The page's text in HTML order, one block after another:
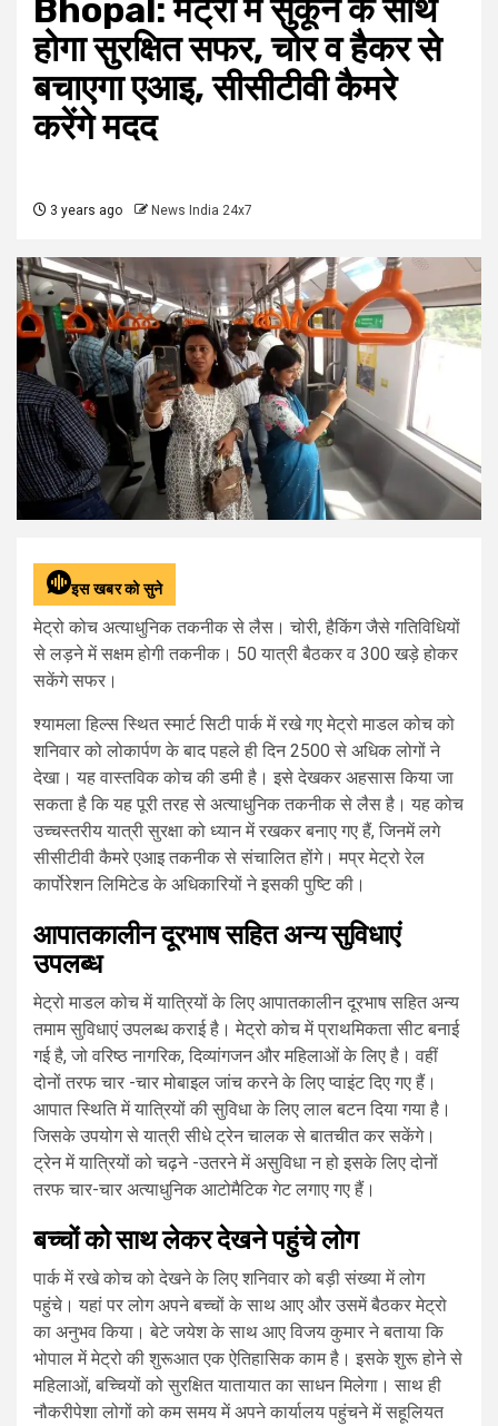
Bhopal: मेट्रो में सुकून के साथ
होगा सुरक्षित सफर, चोर व हैकर से
बचाएगा एआइ, सीसीटीवी कैमरे
करेंगे मदद
3 years ago News India 24x7
इस खबर को सुने
मेट्रो कोच अत्याधुनिक तकनीक से लैस। चोरी, हैकिंग जैसे गतिविधियों
से लड़ने में सक्षम होगी तकनीक। 50 यात्री बैठकर व 300 खड़े होकर
सकेंगे सफर।
श्यामला हिल्स स्थित स्मार्ट सिटी पार्क में रखे गए मेट्रो माडल कोच को
शनिवार को लोकार्पण के बाद पहले ही दिन 2500 से अधिक लोगों ने
देखा। यह वास्तविक कोच की डमी है। इसे देखकर अहसास किया जा
सकता है कि यह पूरी तरह से अत्याधुनिक तकनीक से लैस है। यह कोच
उच्चस्तरीय यात्री सुरक्षा को ध्यान में रखकर बनाए गए हैं, जिनमें लगे
सीसीटीवी कैमरे एआइ तकनीक से संचालित होंगे। मप्र मेट्रो रेल
कार्पोरेशन लिमिटेड के अधिकारियों ने इसकी पुष्टि की।
आपातकालीन दूरभाष सहित अन्य सुविधाएं
उपलब्ध
मेट्रो माडल कोच में यात्रियों के लिए आपातकालीन दूरभाष सहित अन्य
तमाम सुविधाएं उपलब्ध कराई है। मेट्रो कोच में प्राथमिकता सीट बनाई
गई है, जो वरिष्ठ नागरिक, दिव्यांगजन और महिलाओं के लिए है। वहीं
दोनों तरफ चार -चार मोबाइल जांच करने के लिए प्वाइंट दिए गए हैं।
आपात स्थिति में यात्रियों की सुविधा के लिए लाल बटन दिया गया है।
जिसके उपयोग से यात्री सीधे ट्रेन चालक से बातचीत कर सकेंगे।
ट्रेन में यात्रियों को चढ़ने -उतरने में असुविधा न हो इसके लिए दोनों
तरफ चार-चार अत्याधुनिक आटोमैटिक गेट लगाए गए हैं।
बच्चों को साथ लेकर देखने पहुंचे लोग
पार्क में रखे कोच को देखने के लिए शनिवार को बड़ी संख्या में लोग
पहुंचे। यहां पर लोग अपने बच्चों के साथ आए और उसमें बैठकर मेट्रो
का अनुभव किया। बेटे जयेश के साथ आए विजय कुमार ने बताया कि
भोपाल में मेट्रो की शुरूआत एक ऐतिहासिक काम है। इसके शुरू होने से
महिलाओं, बच्चियों को सुरक्षित यातायात का साधन मिलेगा। साथ ही
नौकरीपेशा लोगों को कम समय में अपने कार्यालय पहुंचने में सहूलियत